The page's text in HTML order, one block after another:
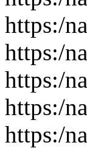
https:/
https:/
https:/
https:/
https:/